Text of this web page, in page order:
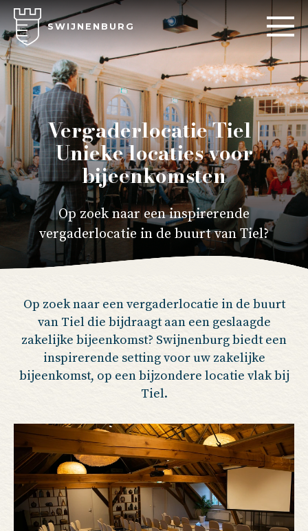
SWIJNENBURG
Vergaderlocatie Tiel |
Unieke locaties voor
bijeenkomsten
Op zoek naar een inspirerende
vergaderlocatie in de buurt van Tiel?
Op zoek naar een vergaderlocatie in de buurt
van Tiel die bijdraagt aan een geslaagde
zakelijke bijeenkomst? Swijnenburg biedt een
inspirerende setting voor uw zakelijke
bijeenkomst, op een bijzondere locatie vlak bij
Tiel.